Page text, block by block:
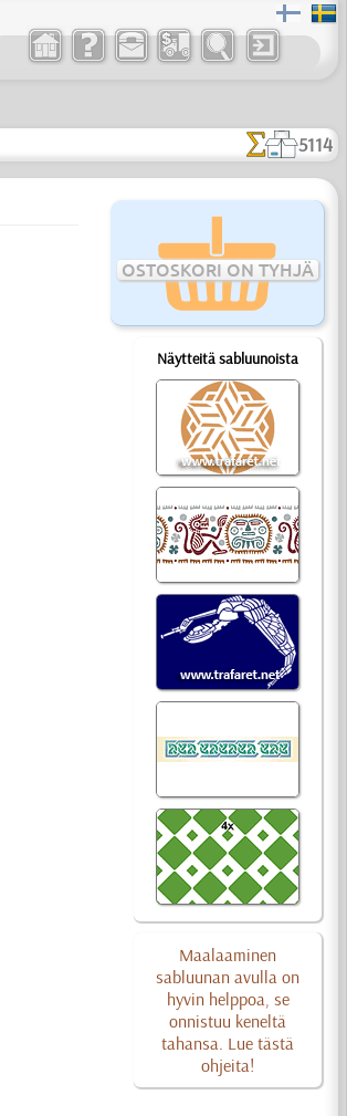
5114
OSTOSKORI ON TYHJÄ
Näytteitä sabluunoista
Maalaaminen
sabluunan avulla on
hyvin helppoa, se
onnistuu keneltä
tahansa. Lue tästä
ohjeita!